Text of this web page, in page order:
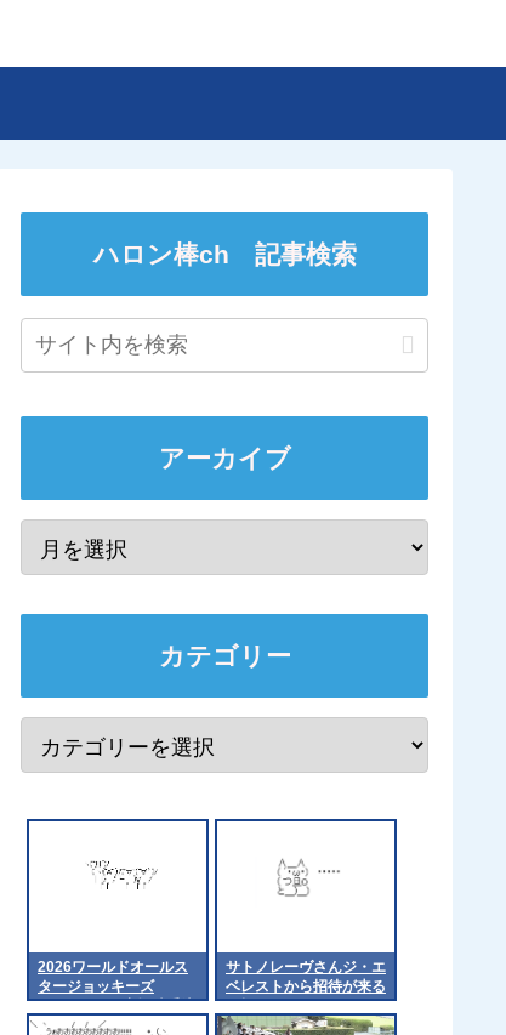
ハロン棒ch 記事検索
アーカイブ
カテゴリー
2026ワールドオールス
タージョッキーズ
（WASJ）の出場騎手決
定！（外国騎手）
サトノレーヴさんジ・エ
ベレストから招待が来る
も拒否